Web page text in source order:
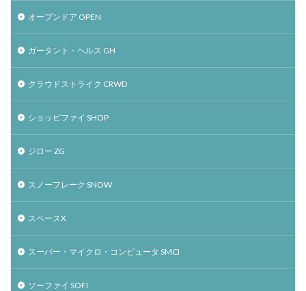
オープンドア OPEN
ガータント・ヘルス GH
クラウドストライク CRWD
ショッピファイ SHOP
ジロー ZG
スノーフレーク SNOW
スペースX
スーパー・マイクロ・コンピュータ SMCI
ソーファイ SOFI